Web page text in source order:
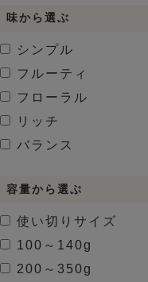
味から選ぶ
シンプル
フルーティ
フローラル
リッチ
バランス
容量から選ぶ
使い切りサイズ
100～140g
200～350g